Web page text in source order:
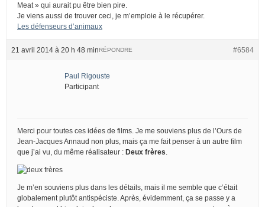
Meat » qui aurait pu être bien pire.
Je viens aussi de trouver ceci, je m’emploie à le récupérer.
Les défenseurs d’animaux
21 avril 2014 à 20 h 48 min #6584
RÉPONDRE
Paul Rigouste
Participant
Merci pour toutes ces idées de films. Je me souviens plus de l’Ours de
Jean-Jacques Annaud non plus, mais ça me fait penser à un autre film
que j’ai vu, du même réalisateur : Deux frères
Je m’en souviens plus dans les détails, mais il me semble que c’était
globalement plutôt antispéciste. Après, évidemment, ça se passe y a